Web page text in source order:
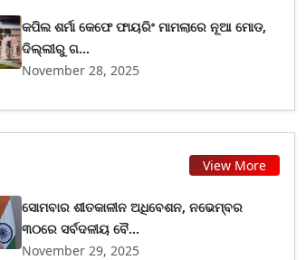
କପିଲ ଶର୍ମା କେଫେ ଫାୟରିଂ ମାମଲାରେ ନୂଆ ମୋଡ,
ଦିଲ୍ଲୀରୁ ଗ...
November 28, 2025
View More
ସୋମବାର ଶୀତକାଳୀନ ଅଧିବେଶନ, ନଭେମ୍ବର
୩୦ରେ ସର୍ବଦଳୀୟ ବୈ...
November 29, 2025